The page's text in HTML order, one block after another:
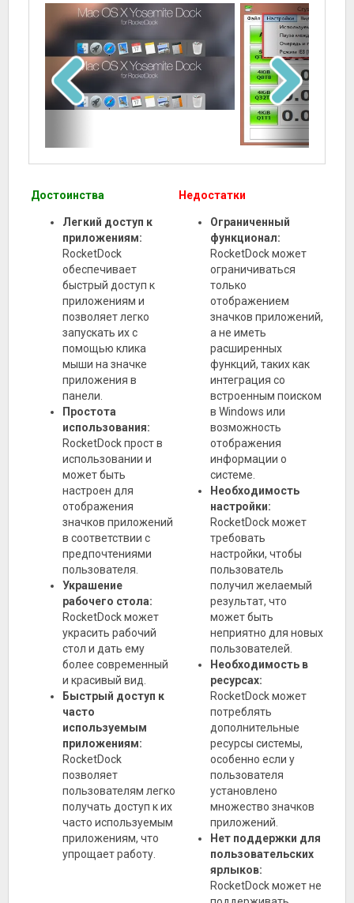
Достоинства
Легкий доступ к
приложениям:
RocketDock
обеспечивает
быстрый доступ к
приложениям и
позволяет легко
запускать их с
помощью клика
мыши на значке
приложения в
панели.
Простота
использования:
RocketDock прост в
использовании и
может быть
настроен для
отображения
значков приложений
в соответствии с
предпочтениями
пользователя.
Украшение
рабочего стола:
RocketDock может
украсить рабочий
стол и дать ему
более современный
и красивый вид.
Быстрый доступ к
часто
используемым
приложениям:
RocketDock
позволяет
пользователям легко
получать доступ к их
часто используемым
приложениям, что
упрощает работу.
Недостатки
Ограниченный
функционал:
RocketDock может
ограничиваться
только
отображением
значков приложений,
а не иметь
расширенных
функций, таких как
интеграция со
встроенным поиском
в Windows или
возможность
отображения
информации о
системе.
Необходимость
настройки:
RocketDock может
требовать
настройки, чтобы
пользователь
получил желаемый
результат, что
может быть
неприятно для новых
пользователей.
Необходимость в
ресурсах:
RocketDock может
потреблять
дополнительные
ресурсы системы,
особенно если у
пользователя
установлено
множество значков
приложений.
Нет поддержки для
пользовательских
ярлыков:
RocketDock может не